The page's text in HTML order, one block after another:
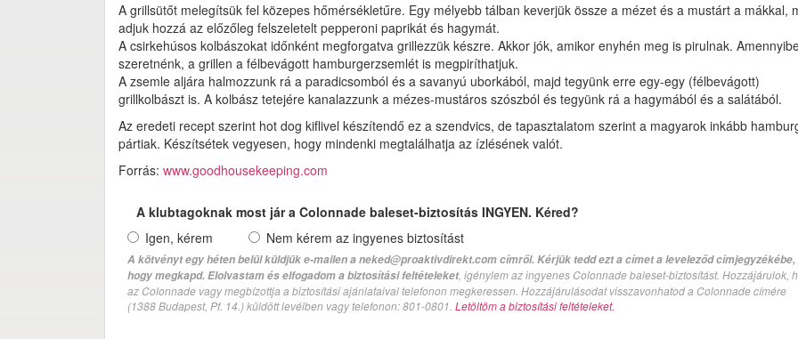
A grillsütőt melegítsük fel közepes hőmérsékletűre. Egy mélyebb tálban keverjük össze a mézet és a mustárt a mákkal,
adjuk hozzá az előzőleg felszeletelt pepperoni paprikát és hagymát.
A csirkehúsos kolbászokat időnként megforgatva grillezzük készre. Akkor jók, amikor enyhén meg is pirulnak.
szeretnénk, a grillen a félbevágott hamburgerzsemlét is megpiríthatjuk.
A zsemle aljára halmozzunk rá a paradicsomból és a savanyú uborkából, majd tegyünk erre egy-egy (félbevágott)
grillkolbászt is. A kolbász tetejére kanalazzunk a mézes-mustáros szószból és tegyünk rá a hagymából és a salátából.
Az eredeti recept szerint hot dog kiflivel készítendő ez a szendvics, de tapasztalatom szerint a magyarok inkább
pártiak. Készítsétek vegyesen, hogy mindenki megtalálhatja az ízlésének valót.
Forrás: www.goodhousekeeping.com
A klubtagoknak most jár a Colonnade baleset-biztosítás INGYEN. Kéred?
Igen, kérem
Nem kérem az ingyenes biztosítást
A kötvényt egy héten belül küldjük e-mailen a neked@proaktivdirekt.com címről. Kérjük tedd ezt a címet a leveleződ címjegyzékébe,
hogy megkapd. Elolvastam és elfogadom a biztosítási feltételeket, igénylem az ingyenes Colonnade baleset-biztosítást. Hozzájárulok,
az Colonnade vagy megbízottja a biztosítási ajánlataival telefonon megkeressen. Hozzájárulásodat visszavonhatod a Colonnade címére
(1388 Budapest, Pf. 14.) küldött levélben vagy telefonon: 801-0801. Letöltöm a biztosítási feltételeket.